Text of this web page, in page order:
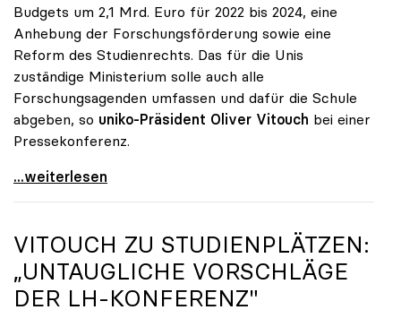
Budgets um 2,1 Mrd. Euro für 2022 bis 2024, eine
Anhebung der Forschungsförderung sowie eine
Reform des Studienrechts. Das für die Unis
zuständige Ministerium solle auch alle
Forschungsagenden umfassen und dafür die Schule
abgeben, so uniko-Präsident Oliver Vitouch bei einer
Pressekonferenz.
Unis wollen Budgetsteigerung und
...weiterlesen
VITOUCH ZU STUDIENPLÄTZEN:
„UNTAUGLICHE VORSCHLÄGE
DER LH-KONFERENZ"